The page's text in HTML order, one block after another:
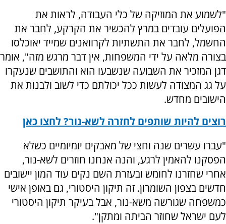
"לשמוע את המוזיקה של כלי העבודה, לראות את
הפועלים עובדים במרץ להכשיר את הקרקע, לחבר את
החשמל, לחבר את התשתיות לקרוואנים שמייד יאוכלסו
בצורה מלאה על ידי המשפחות, אין דבר מרגש מזה", אומר
דגן המזכיר את השבועה שנשבעו הוא והתושבים שנעקרו
על גג המצודה לעשות ככל יכולתם כדי לשוב ולבנות את
הישובים מחדש.
רוצים להיות שותפים לחזרה לשא-נור? לחצו כאן
"עברו עשרים שנה וחצי של מאבקים יומיומיים כשלא
הפסקנו להאמין לרגע, והנה אנחנו חוזרים לשא-נור,
אחרי שחזרנו לחומש ובעזרת השם נקים עוד המון יישובים
חדשים בצפון השומרון. זה תיקון היסטורי, גם באופן אישי
כמשפחה שגורשה משא-נור, אבל בעיקר תיקון היסטורי
לעם ישראל שחוזר הביתה ומתקן".